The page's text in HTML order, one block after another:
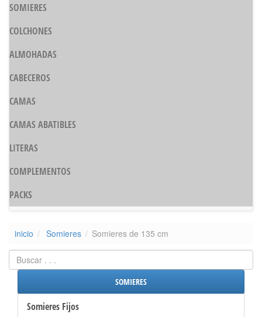
SOMIERES
COLCHONES
ALMOHADAS
CABECEROS
CAMAS
CAMAS ABATIBLES
LITERAS
COMPLEMENTOS
PACKS
inicio Somieres Somieres de 135 cm
SOMIERES
Somieres Fijos